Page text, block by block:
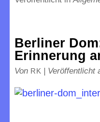
Berliner
Erinnerung
Von RK | Veröffentlicht